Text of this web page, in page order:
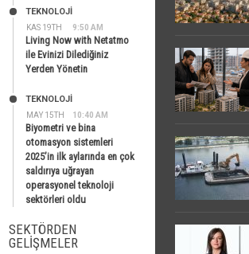
KAS 19TH 9:50 AM
TEKNOLOJİ
Living Now with Netatmo
ile Evinizi Dilediğiniz
Yerden Yönetin
MAY 15TH 10:40 AM
TEKNOLOJİ
Biyometri ve bina
otomasyon sistemleri
2025’in ilk aylarında en çok
saldırıya uğrayan
operasyonel teknoloji
sektörleri oldu
SEKTÖRDEN
GELIŞMELER